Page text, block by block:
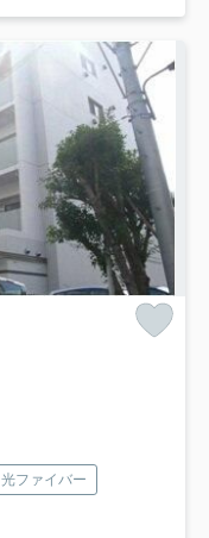
光ファイバー